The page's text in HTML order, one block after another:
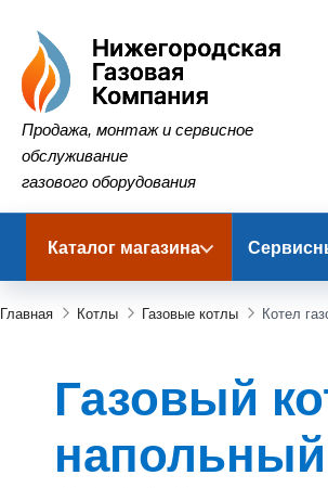
Нижегородская Газовая Компания
Продажа, монтаж и сервисное
обслуживание
газового оборудования
Каталог магазина
Главная Котлы Газовые котлы Котел
Газовый